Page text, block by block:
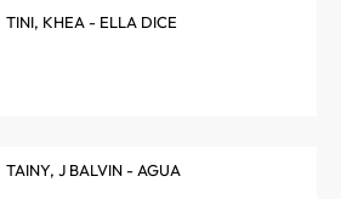
TINI, KHEA - ELLA DICE
TAINY, J BALVIN - AGUA